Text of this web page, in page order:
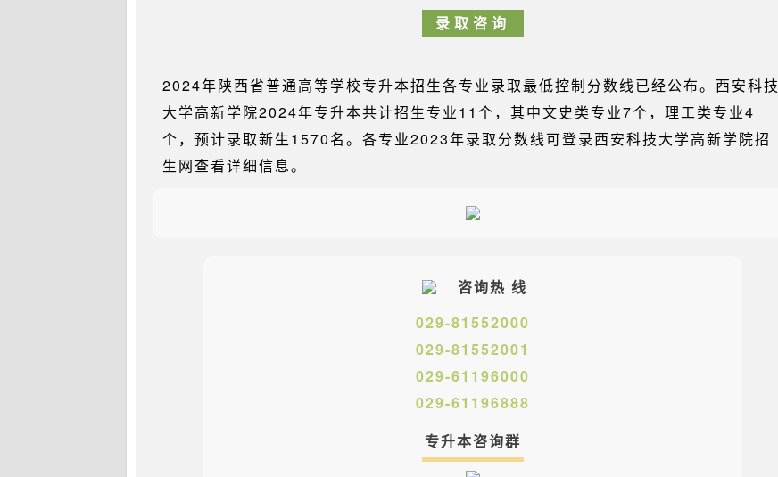
录取咨询
2024年陕西省普通高等学校专升本招生各专业录取最低控制分数线已经公布。西安科技
大学高新学院2024年专升本共计招生专业11个，其中文史类专业7个，理工类专业4
个，预计录取新生1570名。各专业2023年录取分数线可登录西安科技大学高新学院招
生网查看详细信息。
咨询热线
029-81552000
029-81552001
029-61196000
029-61196888
专升本咨询群